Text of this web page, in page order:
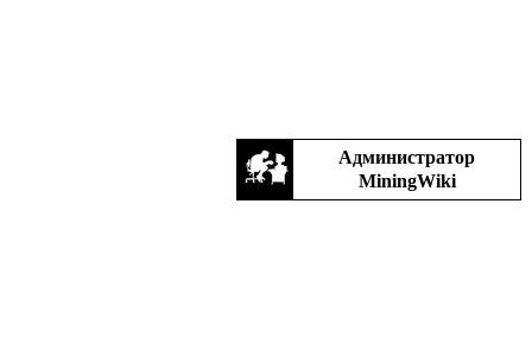
Администратор
MiningWiki